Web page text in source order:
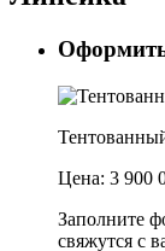
Оформить
Цена: 3 900
Заполните
свяжутся с